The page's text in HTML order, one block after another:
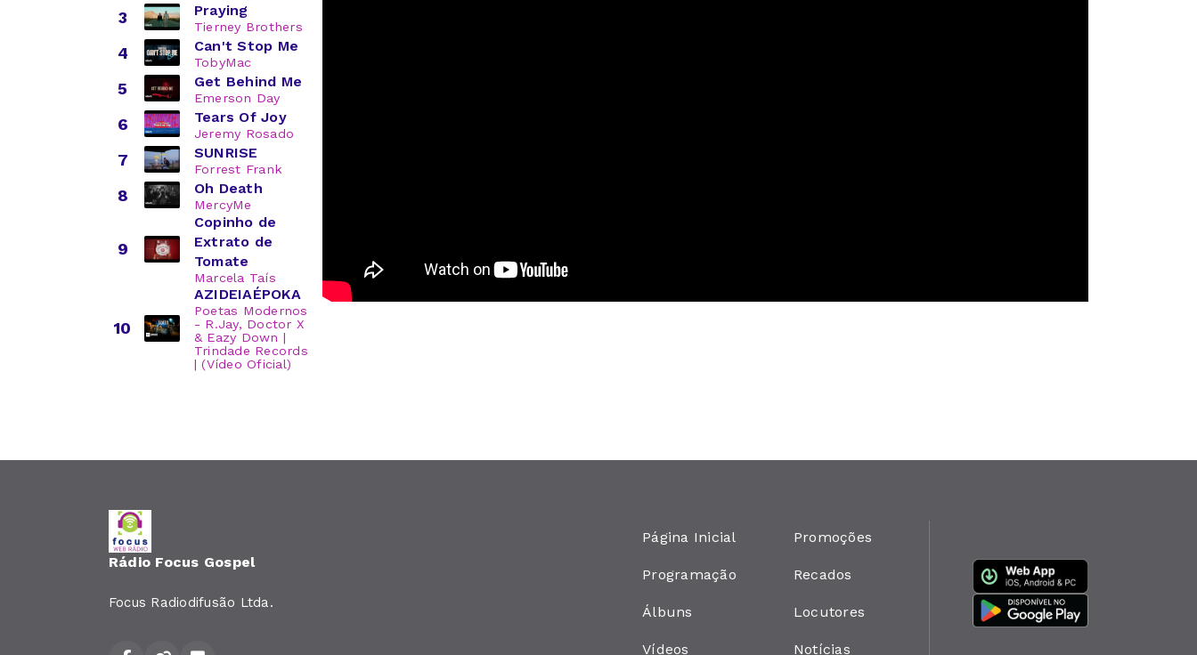
3 Praying
Tierney Brothers
4 Can't Stop Me
TobyMac
5 Get Behind Me
Emerson Day
6 Tears Of Joy
Jeremy Rosado
7 SUNRISE
Forrest Frank
8 Oh Death
MercyMe
9
Copinho de
Extrato de
Tomate
Marcela Taís
10
AZIDEIAÉPOKA
Poetas Modernos
- R.Jay, Doctor X
& Eazy Down |
Trindade Records
| (Vídeo Oficial)
Rádio Focus Gospel
Focus Radiodifusão Ltda.
Página Inicial
Programação
Álbuns
Vídeos
Promoções
Recados
Locutores
Notícias